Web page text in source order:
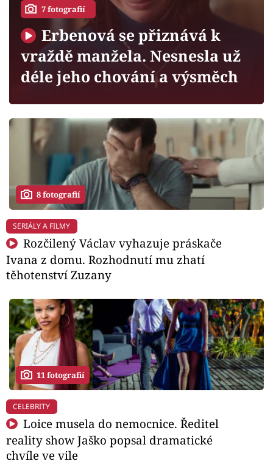
Sledujte prima+
Filmový festival Karlovy Vary
Mámy sobě
Přihlášení
Sledujte nás
7 fotografií
Erbenová se přiznává k
vraždě manžela. Nesnesla už
déle jeho chování a výsměch
8 fotografií
SERIÁLY A FILMY
Rozčilený Václav vyhazuje práskače
Ivana z domu. Rozhodnutí mu zhatí
těhotenství Zuzany
11 fotografií
CELEBRITY
Loice musela do nemocnice. Ředitel
reality show Jaško popsal dramatické
chvíle ve vile